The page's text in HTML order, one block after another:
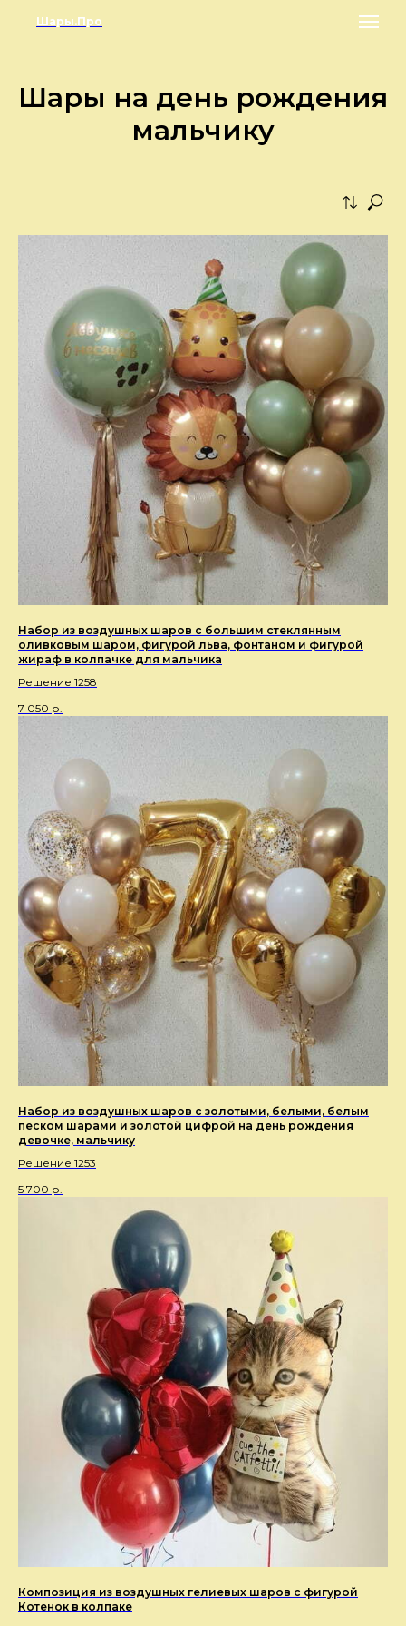
Шары.Про
Шары на день рождения
мальчику
Набор из воздушных шаров с большим стеклянным
оливковым шаром, фигурой льва, фонтаном и фигурой
жираф в колпачке для мальчика
Решение 1258
7 050 р.
Набор из воздушных шаров с золотыми, белыми, белым
песком шарами и золотой цифрой на день рождения
девочке, мальчику
Решение 1253
5 700 р.
Композиция из воздушных гелиевых шаров с фигурой
Котенок в колпаке